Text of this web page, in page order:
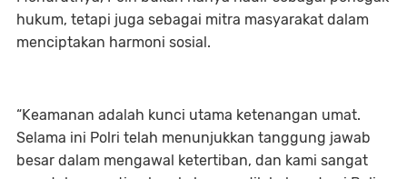
hukum, tetapi juga sebagai mitra masyarakat dalam
menciptakan harmoni sosial.
“Keamanan adalah kunci utama ketenangan umat.
Selama ini Polri telah menunjukkan tanggung jawab
besar dalam mengawal ketertiban, dan kami sangat